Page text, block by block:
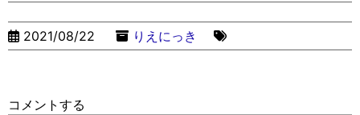
2021/08/22 りえにっき
コメントする